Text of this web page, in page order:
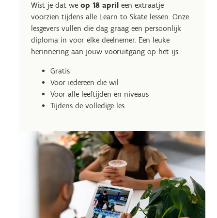
Wist je dat we op 18 april een extraatje
voorzien tijdens alle Learn to Skate lessen. Onze
lesgevers vullen die dag graag een persoonlijk
diploma in voor elke deelnemer. Een leuke
herinnering aan jouw vooruitgang op het ijs.
Gratis
Voor iedereen die wil
Voor alle leeftijden en niveaus
Tijdens de volledige les